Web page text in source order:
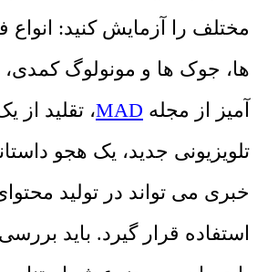
مختلف را آزمایش کنید: انواع
ها، جوک ها و مونولوگ
آمیز از مجله MAD، تقلید از
تلویزیونی جدید، یک هجو
خبری می تواند در تولید
استفاده قرار گیرد. باید